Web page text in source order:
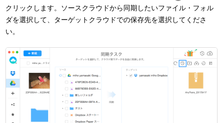
クリックします。ソースクラウドから同期したいファイル・フォル
ダを選択して、ターゲットクラウドでの保存先を選択してくださ
い。